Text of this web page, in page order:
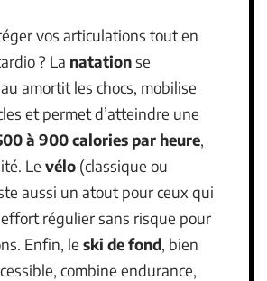
vos articulations tout en
? La natationse
amortit les chocs, mobilise
et permet d’atteindre une
à 900 calories par heure,
Le vélo (classique ou
aussi un atout pour ceux qui
régulier sans risque pour
Enfin, le ski de fond, bien
combine endurance,